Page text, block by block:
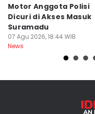
Motor Anggota Polisi
Dicuri di Akses Masuk
Suramadu
07 Agu 2026, 18:44 WIB
News